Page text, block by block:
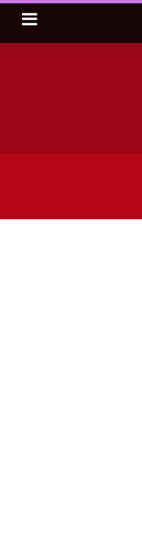
Sidebar